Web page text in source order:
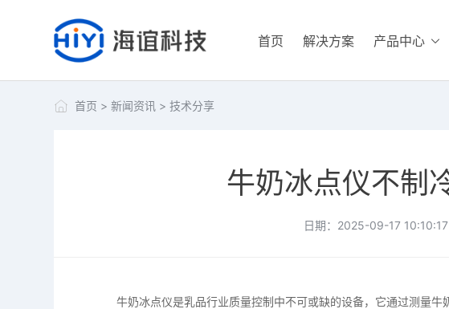
首页 解决方案 产品中心
首页 >新闻资讯 >技术分享
牛奶冰点仪不制
日期：2025-09-17
牛奶冰点仪是乳品行业质量控制中不可或缺的设备，它通过测量牛